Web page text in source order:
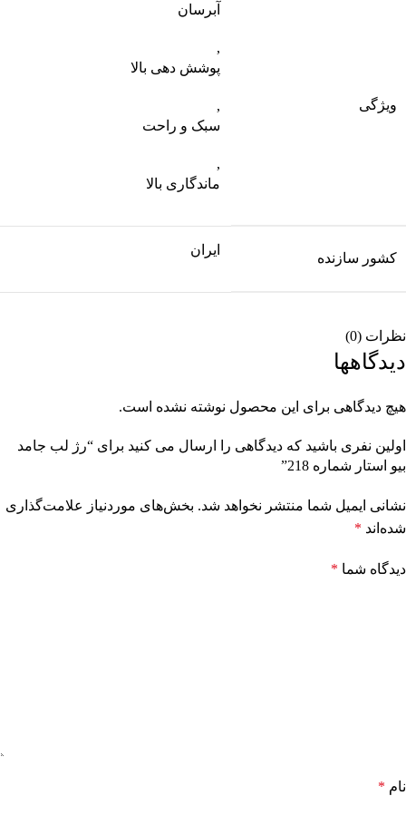
ویژگی
آبرسان
,
پوشش دهی بالا
,
سبک و راحت
,
ماندگاری بالا
کشور سازنده
ایران
نظرات (0)
دیدگاهها
هیچ دیدگاهی برای این محصول نوشته نشده است.
اولین نفری باشید که دیدگاهی را ارسال می کنید برای “رژ لب جامد
بیو استار شماره 218”
نشانی ایمیل شما منتشر نخواهد شد. بخش‌های موردنیاز علامت‌گذاری
شده‌اند *
دیدگاه شما *
نام *